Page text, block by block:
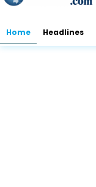
Home Headlines